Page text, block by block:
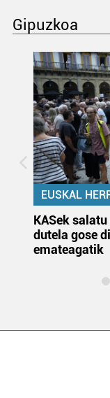
Gipuzkoa
EUSKAL
KASek
dutela gose
emateagatik